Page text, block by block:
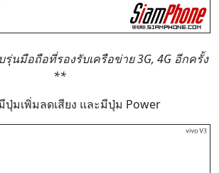
นมือถือที่รองรับเครือข่าย 3G, 4G อีกครั้ง
**
ปุ่มเพิ่มลดเสียง และมีปุ่ม Power